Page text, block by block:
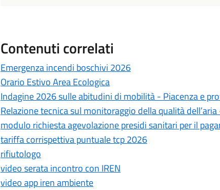
Contenuti correlati
Emergenza incendi boschivi 2026
Orario Estivo Area Ecologica
Indagine 2026 sulle abitudini di mobilità - Piacenza e
Relazione tecnica sul monitoraggio della qualità
modulo richiesta agevolazione presidi sanitari per il
tariffa corrispettiva puntuale tcp 2026
rifiutologo
video serata incontro con IREN
video app iren ambiente